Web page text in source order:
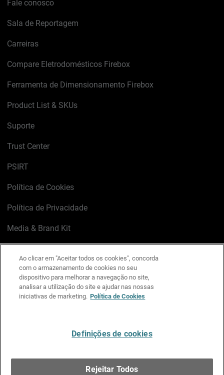
Fale conosco
Sala de Reportagem
Carreiras
Compare Eletrodomésticos Firebox
Ferramenta de Dimensionamento Firebox
Product List & SKUs
Suporte
Trust Center
PSIRT
Política de Cookies
Política de Privacidade
Media & Brand Kit
LinkedIn
X FacebookInstagram
YouTube
Ao clicar em "Aceitar todos os cookies", concorda
com o armazenamento de cookies no seu
dispositivo para melhorar a navegação no site,
analisar a utilização do site e ajudar nas nossas
iniciativas de marketing. Política de Cookies
Definições de cookies
Rejeitar Todos